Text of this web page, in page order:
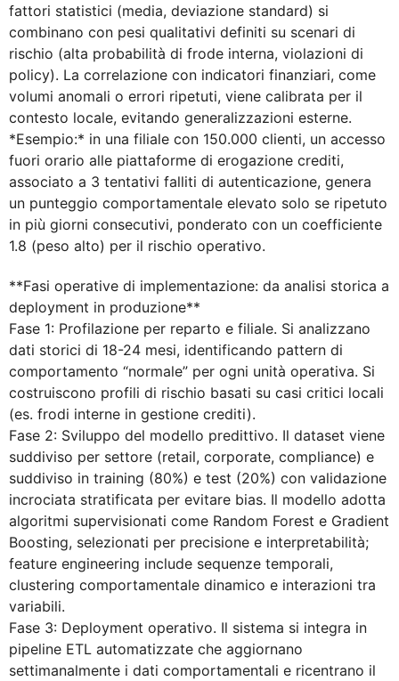
fattori statistici (media, deviazione standard) si
combinano con pesi qualitativi definiti su scenari di
rischio (alta probabilità di frode interna, violazioni di
policy). La correlazione con indicatori finanziari, come
volumi anomali o errori ripetuti, viene calibrata per il
contesto locale, evitando generalizzazioni esterne.
*Esempio:* in una filiale con 150.000 clienti, un accesso
fuori orario alle piattaforme di erogazione crediti,
associato a 3 tentativi falliti di autenticazione, genera
un punteggio comportamentale elevato solo se ripetuto
in più giorni consecutivi, ponderato con un coefficiente
1.8 (peso alto) per il rischio operativo.
**Fasi operative di implementazione: da analisi storica a
deployment in produzione**
Fase 1: Profilazione per reparto e filiale. Si analizzano
dati storici di 18-24 mesi, identificando pattern di
comportamento “normale” per ogni unità operativa. Si
costruiscono profili di rischio basati su casi critici locali
(es. frodi interne in gestione crediti).
Fase 2: Sviluppo del modello predittivo. Il dataset viene
suddiviso per settore (retail, corporate, compliance) e
suddiviso in training (80%) e test (20%) con validazione
incrociata stratificata per evitare bias. Il modello adotta
algoritmi supervisionati come Random Forest e Gradient
Boosting, selezionati per precisione e interpretabilità;
feature engineering include sequenze temporali,
clustering comportamentale dinamico e interazioni tra
variabili.
Fase 3: Deployment operativo. Il sistema si integra in
pipeline ETL automatizzate che aggiornano
settimanalmente i dati comportamentali e ricentrano il